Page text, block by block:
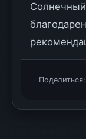
Поделиться: